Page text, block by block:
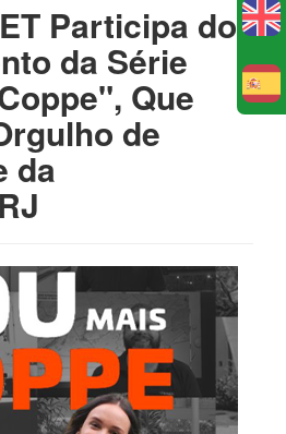
Participa do
da Série
Que
de
da